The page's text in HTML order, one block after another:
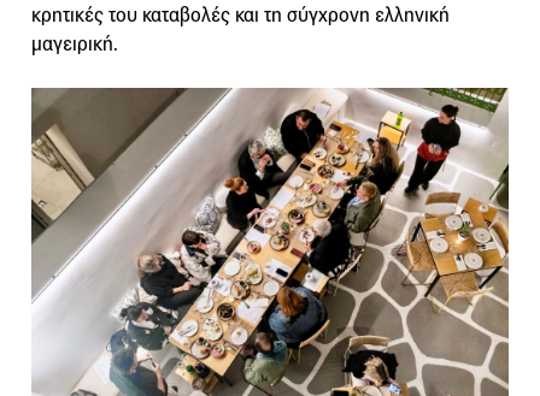
κρητικές του καταβολές και τη σύγχρονη ελληνική
μαγειρική.